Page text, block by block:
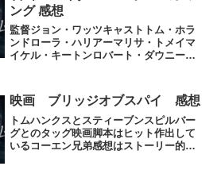
ング 感想
監督ジョン・ワッツキャストトム・ホラ
ンドローラ・ハリアーマリサ・トメイマ
イケル・キートンロバート・ダウニー・
今回のスパイダーマンはアメコミに忠実
な構成のようでなんと！...
映画 ブリッジオブスパイ 感想
トムハンクスとスティーブンスピルバー
グとのタッグ映画脚本はヒット作出して
いるコーエン兄弟感想はストーリー的に